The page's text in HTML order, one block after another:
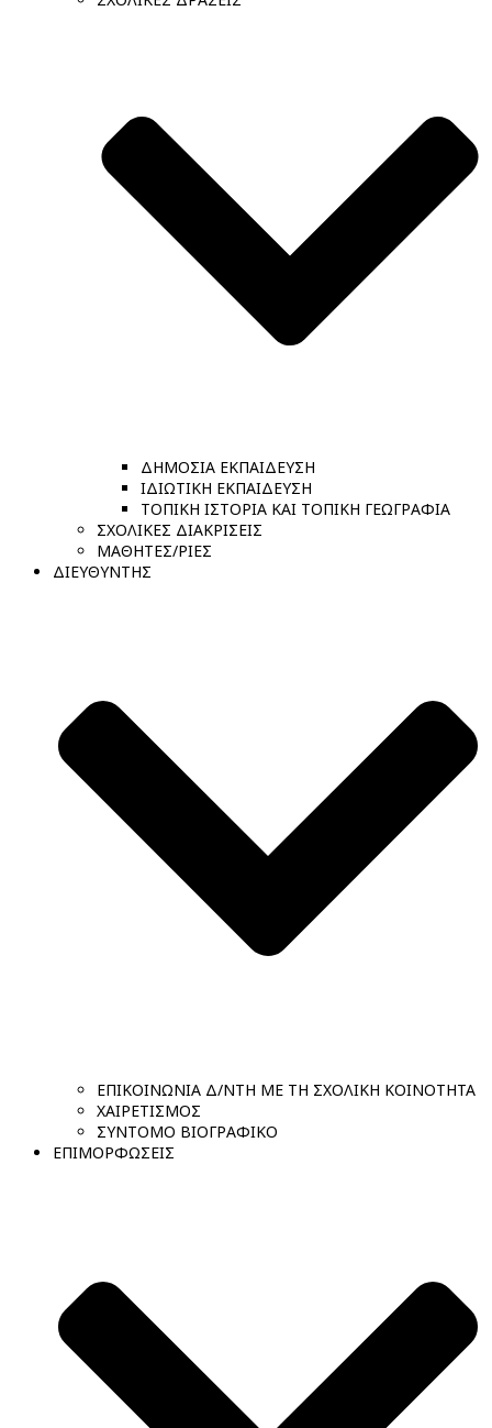
ΔΗΜΟΣΙΑ ΕΚΠΑΙΔΕΥΣΗ
ΙΔΙΩΤΙΚΗ ΕΚΠΑΙΔΕΥΣΗ
ΤΟΠΙΚΗ ΙΣΤΟΡΙΑ ΚΑΙ ΤΟΠΙΚΗ ΓΕΩΓΡΑΦΙΑ
ΣΧΟΛΙΚΕΣ ΔΙΑΚΡΙΣΕΙΣ
ΜΑΘΗΤΕΣ/ΡΙΕΣ
ΔΙΕΥΘΥΝΤΗΣ
ΕΠΙΚΟΙΝΩΝΙΑ Δ/ΝΤΗ ΜΕ ΤΗ ΣΧΟΛΙΚΗ ΚΟΙΝΟΤΗΤΑ
ΧΑΙΡΕΤΙΣΜΟΣ
ΣΥΝΤΟΜΟ ΒΙΟΓΡΑΦΙΚΟ
ΕΠΙΜΟΡΦΩΣΕΙΣ